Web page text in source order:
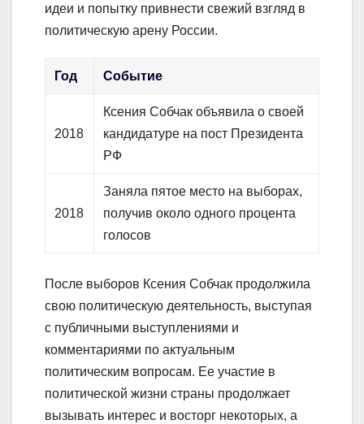
идеи и попытку привнести свежий взгляд в
политическую арену России.
Год Событие
2018
Ксения Собчак объявила о своей
кандидатуре на пост Президента
РФ
2018
Заняла пятое место на выборах,
получив около одного процента
голосов
После выборов Ксения Собчак продолжила
свою политическую деятельность, выступая
с публичными выступлениями и
комментариями по актуальным
политическим вопросам. Ее участие в
политической жизни страны продолжает
вызывать интерес и восторг некоторых, а